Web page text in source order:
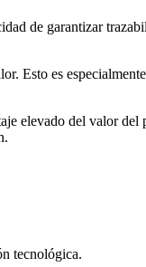
de garantizar
Esto es
elevado del valor
tecnológica.